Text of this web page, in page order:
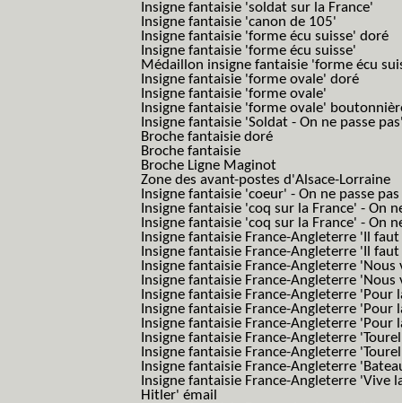
Insigne fantaisie 'soldat sur la France'
Insigne fantaisie 'canon de 105'
Insigne fantaisie 'forme écu suisse' doré
Insigne fantaisie 'forme écu suisse'
Médaillon insigne fantaisie 'forme écu
Insigne fantaisie 'forme ovale' doré
Insigne fantaisie 'forme ovale'
Insigne fantaisie 'forme ovale'
Insigne fantaisie 'Soldat - On ne passe
Broche fantaisie doré
Broche fantaisie
Broche Ligne Maginot
Zone des avant-postes d'Alsace-Lorraine
Insigne fantaisie 'coeur' - On ne passe pas
Insigne fantaisie 'coq sur la France' - On
Insigne fantaisie 'coq sur la France' - On
Insigne fantaisie France-Angleterre 'Il
Insigne fantaisie France-Angleterre 'Il
Insigne fantaisie France-Angleterre
Insigne fantaisie France-Angleterre
Insigne fantaisie France-Angleterre 'Pour
Insigne fantaisie France-Angleterre 'Pour
Insigne fantaisie France-Angleterre 'Pour
Insigne fantaisie France-Angleterre
Insigne fantaisie France-Angleterre
Insigne fantaisie France-Angleterre
Insigne fantaisie France-Angleterre
Hitler' émail